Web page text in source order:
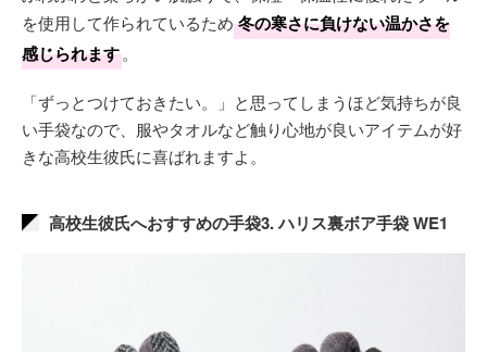
を使用して作られているため 冬の寒さに負けない温かさを
感じられます。
「ずっとつけておきたい。」と思ってしまうほど気持ちが良
い手袋なので、服やタオルなど触り心地が良いアイテムが好
きな高校生彼氏に喜ばれますよ。
高校生彼氏へおすすめの手袋3. ハリス裏ボア手袋 WE1